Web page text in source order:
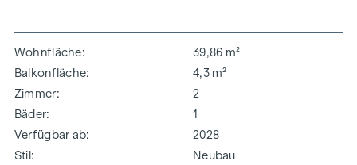
Wohnfläche
39,86 m²
Balkonfläche
4,3 m²
Zimmer
2
Bäder
1
Verfügbar ab
2028
Stil
Neubau